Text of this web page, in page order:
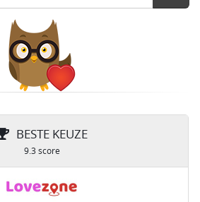
BESTE KEUZE
9.3 score